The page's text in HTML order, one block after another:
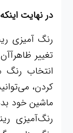
در نهایت
رنگ آمیزی
تغییر
انتخاب
کردن،
ماشین خود
رنگ‌آمیزی